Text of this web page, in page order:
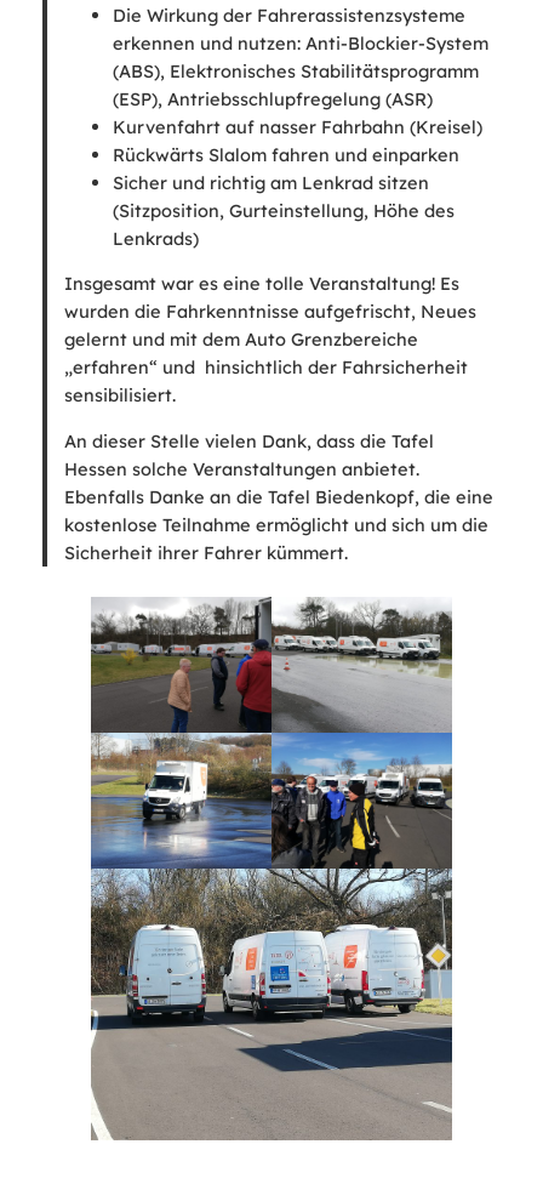
Die Wirkung der Fahrerassistenzsysteme
erkennen und nutzen: Anti-Blockier-System
(ABS), Elektronisches Stabilitätsprogramm
(ESP), Antriebsschlupfregelung (ASR)
Kurvenfahrt auf nasser Fahrbahn (Kreisel)
Rückwärts Slalom fahren und einparken
Sicher und richtig am Lenkrad sitzen
(Sitzposition, Gurteinstellung, Höhe des
Lenkrads)
Insgesamt war es eine tolle Veranstaltung! Es
wurden die Fahrkenntnisse aufgefrischt, Neues
gelernt und mit dem Auto Grenzbereiche
„erfahren“ und hinsichtlich der Fahrsicherheit
sensibilisiert.
An dieser Stelle vielen Dank, dass die Tafel
Hessen solche Veranstaltungen anbietet.
Ebenfalls Danke an die Tafel Biedenkopf, die eine
kostenlose Teilnahme ermöglicht und sich um die
Sicherheit ihrer Fahrer kümmert.